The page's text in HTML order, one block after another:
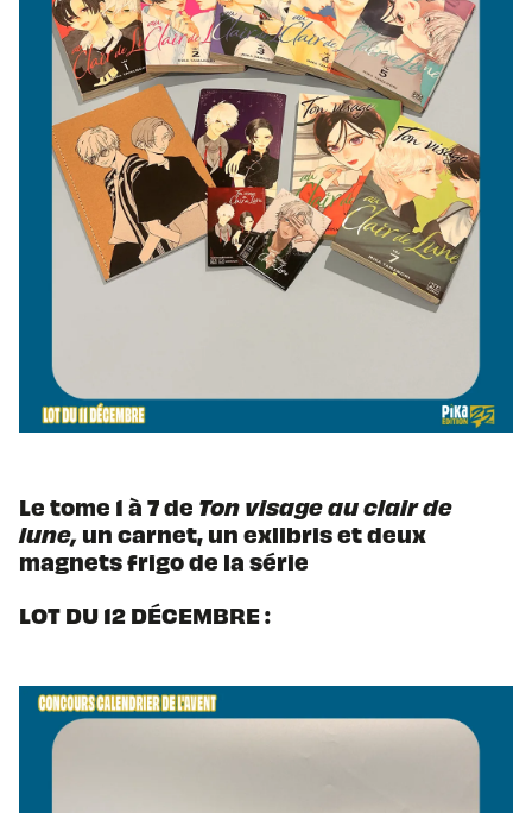
Le tome 1 à 7 de Ton visage au clair de
lune, un carnet, un exlibris et deux
magnets frigo de la série
LOT DU 12 DÉCEMBRE :